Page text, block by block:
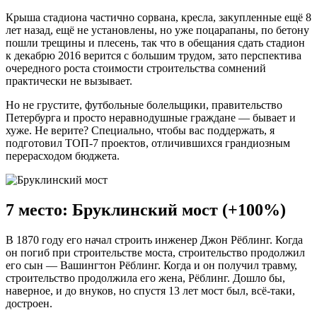
Крыша стадиона частично сорвана, кресла, закупленные ещё 8
лет назад, ещё не установлены, но уже поцарапаны, по бетону
пошли трещины и плесень, так что в обещания сдать стадион
к декабрю 2016 верится с большим трудом, зато перспектива
очередного роста стоимости строительства сомнений
практически не вызывает.
Но не грустите, футбольные болельщики, правительство
Петербурга и просто неравнодушные граждане — бывает и
хуже. Не верите? Специально, чтобы вас поддержать, я
подготовил ТОП-7 проектов, отличившихся грандиозным
перерасходом бюджета.
7 место: Бруклинский мост (+100%)
В 1870 году его начал строить инженер Джон Рёблинг. Когда
он погиб при строительстве моста, строительство продолжил
его сын — Вашингтон Рёблинг. Когда и он получил травму,
строительство продолжила его жена, Рёблинг. Дошло бы,
наверное, и до внуков, но спустя 13 лет мост был, всё-таки,
достроен.